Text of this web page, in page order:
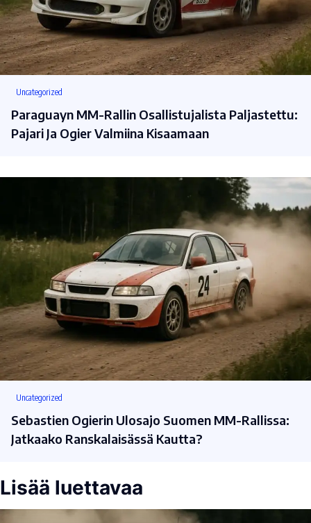
Uncategorized
Paraguayn MM-Rallin Osallistujalista Paljastettu:
Pajari Ja Ogier Valmiina Kisaamaan
Uncategorized
Sebastien Ogierin Ulosajo Suomen MM-Rallissa:
Jatkaako Ranskalaisässä Kautta?
Lisää luettavaa